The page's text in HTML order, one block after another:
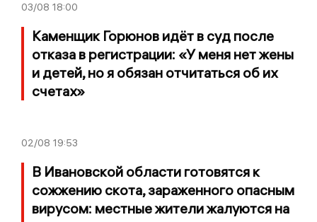
03/08 18:00
Каменщик Горюнов идёт в суд после
отказа в регистрации: «У меня нет жены
и детей, но я обязан отчитаться об их
счетах»
02/08 19:53
В Ивановской области готовятся к
сожжению скота, зараженного опасным
вирусом: местные жители жалуются на